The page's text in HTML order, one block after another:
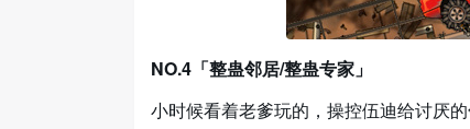
NO.4「整蛊邻居/整蛊专家」
小时候看着老爹玩的，操控伍迪给讨厌